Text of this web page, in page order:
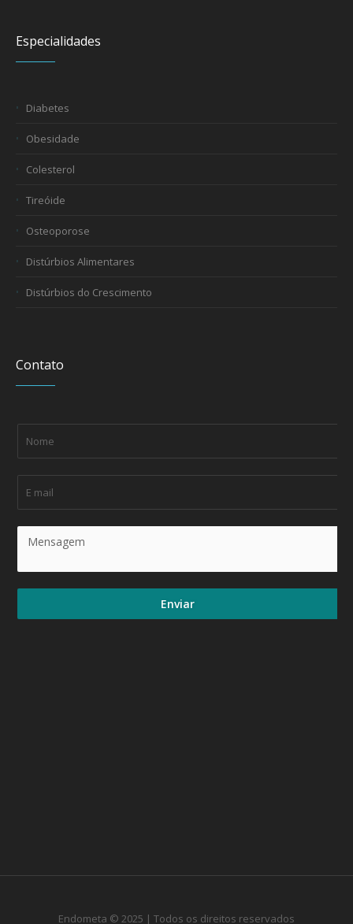
Especialidades
Diabetes
Obesidade
Colesterol
Tireóide
Osteoporose
Distúrbios Alimentares
Distúrbios do Crescimento
Contato
Enviar
Endometa © 2025 | Todos os direitos reservados